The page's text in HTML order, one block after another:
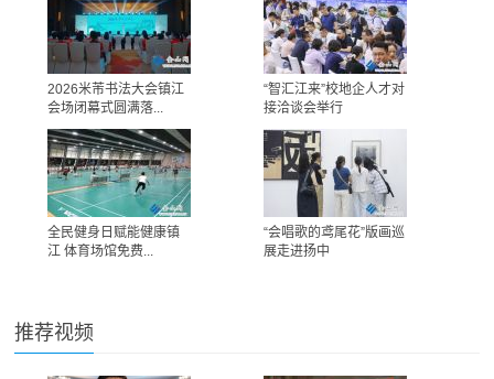
2026米芾书法大会镇江
会场闭幕式圆满落...
“智汇江来”校地企人才对
接洽谈会举行
全民健身日赋能健康镇
江 体育场馆免费...
“会唱歌的鸢尾花”版画巡
展走进扬中
推荐视频